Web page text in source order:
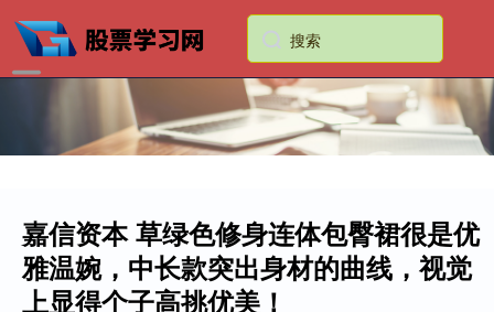
嘉信资本 草绿色修身连体包臀裙很是优
雅温婉，中长款突出身材的曲线，视觉
上显得个子高挑优美！